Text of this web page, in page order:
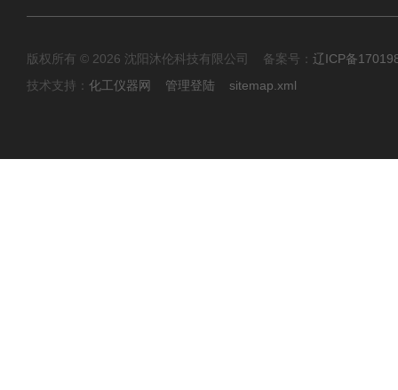
版权所有 © 2026 沈阳沐伦科技有限公司 备案号： 辽ICP备
技术支持： 化工仪器网 管理登陆 sitemap.xml